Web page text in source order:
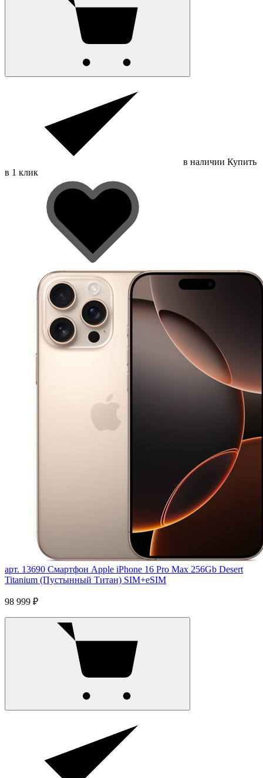
в наличии Купить
в 1 клик
арт. 13690 Смартфон Apple iPhone 16 Pro Max 256Gb Desert
Titanium (Пустынный Титан) SIM+eSIM
98 999 ₽